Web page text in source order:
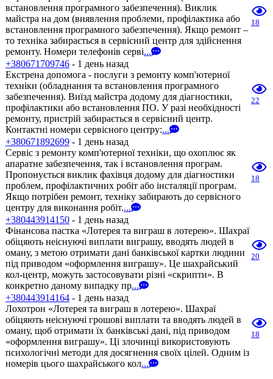
встановлення програмного забезпечення). Виклик
майстра на дом (виявлення проблеми, профілактика або
встановлення програмного забезпечення). Якщо ремонт –
то техніка забирається в сервісний центр для здійснення
ремонту. Номери телефонів серві...
18
+380671709746 - 1 день назад
Екстрена допомога - послуги з ремонту комп'ютерної
техніки (обладнання та встановлення програмного
забезпечення). Виїзд майстра додому для діагностики,
профілактики або встановлення ПО. У разі необхідності
ремонту, пристрій забирається в сервісний центр.
Контактні номери сервісного центру:...
22
+380671892699 - 1 день назад
Сервіс з ремонту комп'ютерної техніки, що охоплює як
апаратне забезпечення, так і встановлення програм.
Пропонується виклик фахівця додому для діагностики
проблем, профілактичних робіт або інсталяції програм.
Якщо потрібен ремонт, техніку забирають до сервісного
центру для виконання робіт....
18
+380443914150 - 1 день назад
Фінансова пастка «Лотерея та виграш в лотерею». Шахраї
обіцяють неіснуючі виплати виграшу, вводять людей в
оману, з метою отримати дані банківської картки людини
під приводом «оформлення виграшу». Це шахрайський
кол-центр, можуть застосовувати різні «скрипти». В
конкретно даному випадку пр...
20
+380443914164 - 1 день назад
Лохотрон «Лотерея та виграш в лотерею». Шахраї
обіцяють неіснуючі грошові виплати та вводять людей в
оману, щоб отримати їх банківські дані, під приводом
«оформлення виграшу». Ці злочинці використовують
психологічні методи для досягнення своїх цілей. Одним із
номерів цього шахрайського кол...
18